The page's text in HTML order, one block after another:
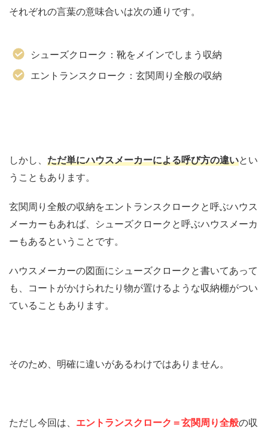
それぞれの言葉の意味合いは次の通りです。
シューズクローク：靴をメインでしまう収納
エントランスクローク：玄関周り全般の収納
しかし、 ただ単にハウスメーカーによる呼び方の違いとい
うこともあります。
玄関周り全般の収納をエントランスクロークと呼ぶハウス
メーカーもあれば、シューズクロークと呼ぶハウスメーカ
ーもあるということです。
ハウスメーカーの図面にシューズクロークと書いてあって
も、コートがかけられたり物が置けるような収納棚がつい
ていることもあります。
そのため、明確に違いがあるわけではありません。
ただし今回は、 エントランスクローク＝玄関周り全般の収